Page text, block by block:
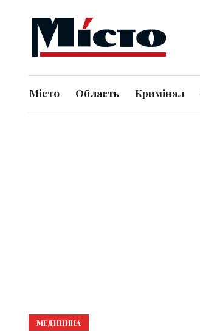
Місто Область Кримінал
МЕДИЦИНА